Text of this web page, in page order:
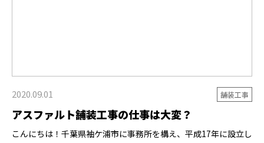
2020.09.01 舗装工事
アスファルト舗装工事の仕事は大変？
こんにちは！千葉県袖ケ浦市に事務所を構え、平成17年に設立し